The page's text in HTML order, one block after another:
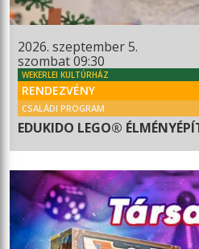
2026. szeptember 5.
szombat 09:30
WEKERLEI KULTÚRHÁZ
RENDEZVÉNY
CSALÁDI PROGRAM
EDUKIDO LEGO®